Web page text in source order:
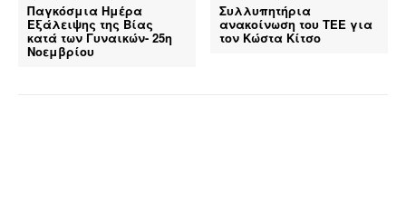
Παγκόσμια Ημέρα
Εξάλειψης της Βίας
κατά των Γυναικών- 25η
Νοεμβρίου
Συλλυπητήρια
ανακοίνωση του ΤΕΕ για
τον Κώστα Κίτσο